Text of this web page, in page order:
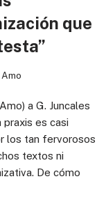
que
a G. Juncales
praxis es casi
los tan fervorosos
textos ni
De cómo